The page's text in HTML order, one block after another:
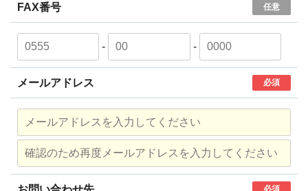
FAX番号 任意
- -
メールアドレス 必須
必須